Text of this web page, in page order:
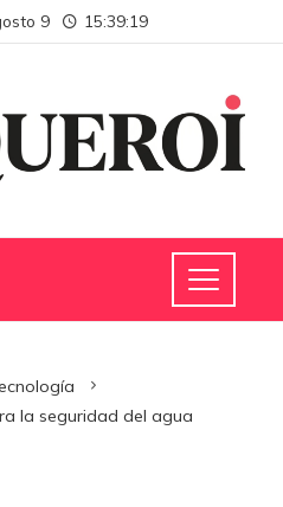
9 15:39:20
la seguridad del agua